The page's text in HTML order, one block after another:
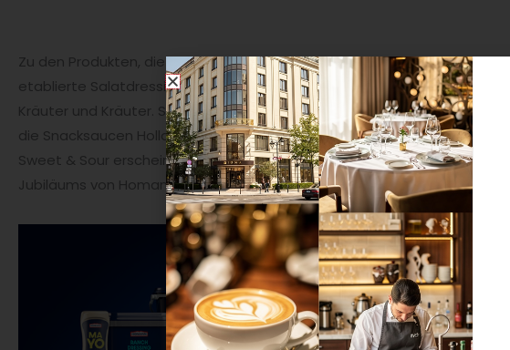
Zu den Produkten, die von dem neuen Markenauftritt profitieren, zählen
etablierte Salatdressings: Honig Senf, Joghurt, Balsamico, French Art,
Kräuter und Kräuter. Sie wurden Anfang Februar im neuen Design
die Snacksaucen Holland Style und Burger Sauce sowie die neuen Sorten
Sweet & Sour erscheinen im aktualisierten Design, das anlässlich des
Jubiläums von Homann entwickelt wurde.